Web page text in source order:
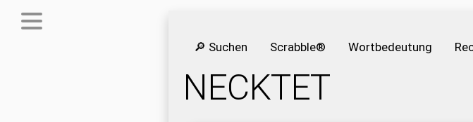
🔎 Suchen Scrabble® Wortbedeutung
NECKTET